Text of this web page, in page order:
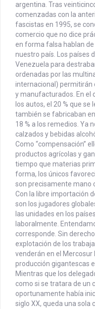
argentina. Tras
comenzadas con la
fascistas en 1995, se
comercio que no dice
en forma falsa hablan
nuestro país.
Los países
Venezuela para
ordenadas por las
internacional) permitirán
y manufacturados. En el
los autos, el 20 % que
también se fabricaban en
18 % a los remedios. Ya
calzados y bebidas
Como “compensación”
productos agrícolas y
tiempo que materias
forma, los únicos
son precisamente mano
Con la libre importación
son los jugadores
las unidades en los
laboralmente.
corresponde. Sin
explotación de los
venderán en el Mercosur
producción gigantescas
Mientras que los
como si se tratara de un
oportunamente había
siglo XX, queda una